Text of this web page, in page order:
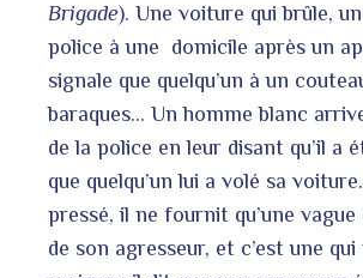
Brigade). Une voiture qui brûle,
police à une domicile après un
signale que quelqu’un à un
baraques… Un homme blanc
de la police en leur disant qu’il a
que quelqu’un lui a volé sa
pressé, il ne fournit qu’une
de son agresseur, et c’est une